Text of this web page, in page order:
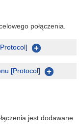
połączenia.
[Protocol]
jest dodawane